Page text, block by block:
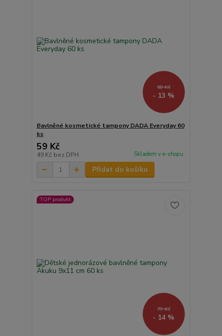
68 Kč
- 13 %
Bavlněné kosmetické tampony DADA Everyday 60
ks
59 Kč
49 Kč bez DPH Skladem v e-shopu
Přidat do košíku
TOP produkt
79 Kč
- 14 %